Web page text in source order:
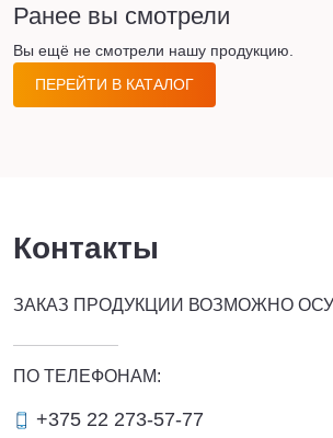
Ранее вы смотрели
Вы ещё не смотрели нашу продукцию.
ПЕРЕЙТИ В КАТАЛОГ
Контакты
ЗАКАЗ ПРОДУКЦИИ ВОЗМОЖНО
ПО ТЕЛЕФОНАМ:
+375 22 273-57-77